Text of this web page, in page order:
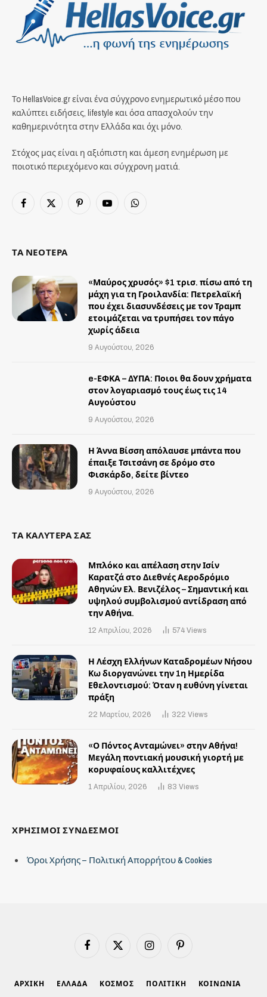
Το HellasVoice.gr είναι ένα σύγχρονο ενημερωτικό μέσο που
καλύπτει ειδήσεις, lifestyle και όσα απασχολούν την
καθημερινότητα στην Ελλάδα και όχι μόνο.
Στόχος μας είναι η αξιόπιστη και άμεση ενημέρωση με
ποιοτικό περιεχόμενο και σύγχρονη ματιά.
Facebook
X
PinterestYouTubeWhatsApp
ΤΑ ΝΕΟΤΕΡΑ
«Μαύρος χρυσός» $1 τρισ. πίσω από τη
μάχη για τη Γροιλανδία: Πετρελαϊκή
που έχει διασυνδέσεις με τον Τραμπ
ετοιμάζεται να τρυπήσει τον πάγο
χωρίς άδεια
9 Αυγούστου, 2026
e-ΕΦΚΑ – ΔΥΠΑ: Ποιοι θα δουν χρήματα
στον λογαριασμό τους έως τις 14
Αυγούστου
9 Αυγούστου, 2026
Η Άννα Βίσση απόλαυσε μπάντα που
έπαιξε Τσιτσάνη σε δρόμο στο
Φισκάρδο, δείτε βίντεο
9 Αυγούστου, 2026
ΤΑ ΚΑΛΥΤΕΡΑ ΣΑΣ
Μπλόκο και απέλαση στην Ισίν
Καρατζά στο Διεθνές Αεροδρόμιο
Αθηνών Ελ. Βενιζέλος – Σημαντική και
υψηλού συμβολισμού αντίδραση από
την Αθήνα.
12 Απριλίου, 2026 574 Views
Η Λέσχη Ελλήνων Καταδρομέων Νήσου
Κω διοργανώνει την 1η Ημερίδα
Εθελοντισμού: Όταν η ευθύνη γίνεται
πράξη
22 Μαρτίου, 2026 322 Views
«Ο Πόντος Ανταμώνει» στην Αθήνα!
Mεγάλη ποντιακή μουσική γιορτή με
κορυφαίους καλλιτέχνες
1 Απριλίου, 2026 83 Views
ΧΡΗΣΙΜΟΙ ΣΥΝΔΕΣΜΟΙ
Όροι Χρήσης – Πολιτική Απορρήτου & Cookies
Facebook X
Instagram Pinterest
ΑΡΧΙΚΗ ΕΛΛΑΔΑ ΚΟΣΜΟΣ ΠΟΛΙΤΙΚΗ ΚΟΙΝΩΝΙΑ